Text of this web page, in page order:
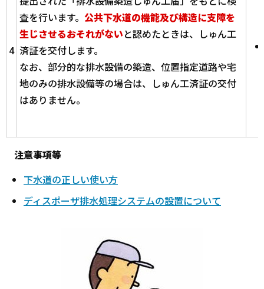
4
査を行います。 公共下水道の機能及び構造に支障を
生じさせるおそれがないと認めたときは、しゅん工
済証を交付します。
なお、部分的な排水設備の築造、位置指定道路や宅
地のみの排水設備等の場合は、しゅん工済証の交付
はありません。
注意事項等
下水道の正しい使い方
ディスポーザ排水処理システムの設置について